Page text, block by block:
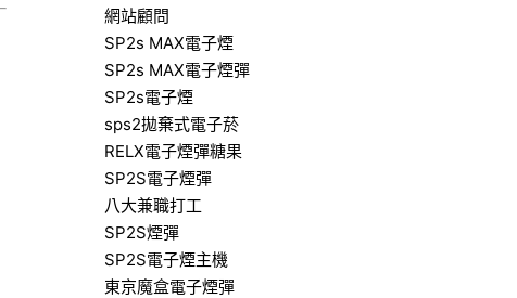
網站顧問
SP2s MAX電子煙
SP2s MAX電子煙彈
SP2s電子煙
sps2拋棄式電子菸
RELX電子煙彈糖果
SP2S電子煙彈
八大兼職打工
SP2S煙彈
SP2S電子煙主機
東京魔盒電子煙彈